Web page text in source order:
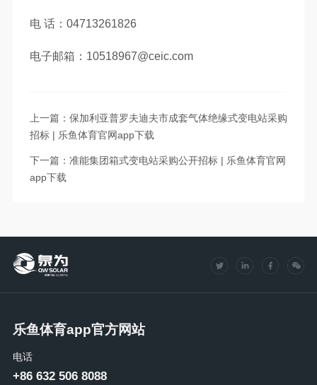
电 话：04713261826
电子邮箱：10518967@ceic.com
上一篇：保加利亚普罗夫迪夫市成套气体绝缘式变电站采购
招标 | 乐鱼体育官网app下载
下一篇：准能集团箱式变电站采购公开招标 | 乐鱼体育官网
app下载
乐鱼体育app官方网站
电话
+86 632 506 8088